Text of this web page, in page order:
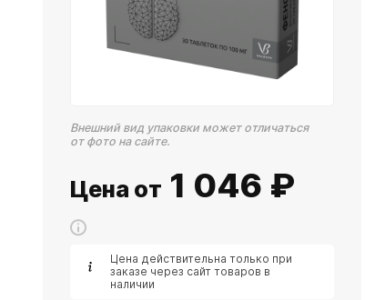
Внешний вид упаковки может отличаться
от фото на сайте.
Цена от 1 046 ₽
Цена действительна только при
заказе через сайт товаров в
наличии